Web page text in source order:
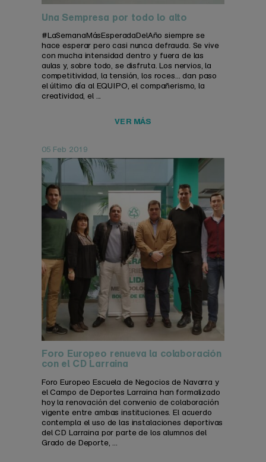
Una Sempresa por todo lo alto
#LaSemanaMásEsperadaDelAño siempre se
hace esperar pero casi nunca defrauda. Se vive
con mucha intensidad dentro y fuera de las
aulas y, sobre todo, se disfruta. Los nervios, la
competitividad, la tensión, los roces... dan paso
el último día al EQUIPO, el compañerismo, la
creatividad, el ...
VER MÁS
05 Feb 2019
Foro Europeo renueva la colaboración
con el CD Larraina
Foro Europeo Escuela de Negocios de Navarra y
el Campo de Deportes Larraina han formalizado
hoy la renovación del convenio de colaboración
vigente entre ambas instituciones. El acuerdo
contempla el uso de las instalaciones deportivas
del CD Larraina por parte de los alumnos del
Grado de Deporte, ...